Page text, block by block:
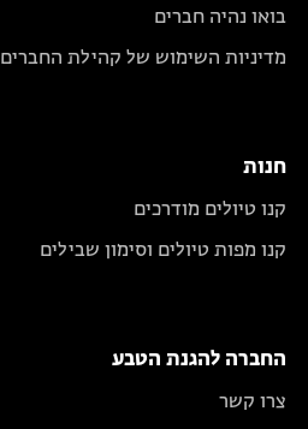
בואו נהיה חברים
מדיניות השימוש של קהילת החברים
חנות
קנו טיולים מודרכים
קנו מפות טיולים וסימון שבילים
החברה להגנת הטבע
צרו קשר